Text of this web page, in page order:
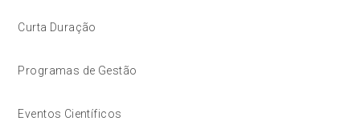
Curta Duração
Programas de Gestão
Eventos Científicos